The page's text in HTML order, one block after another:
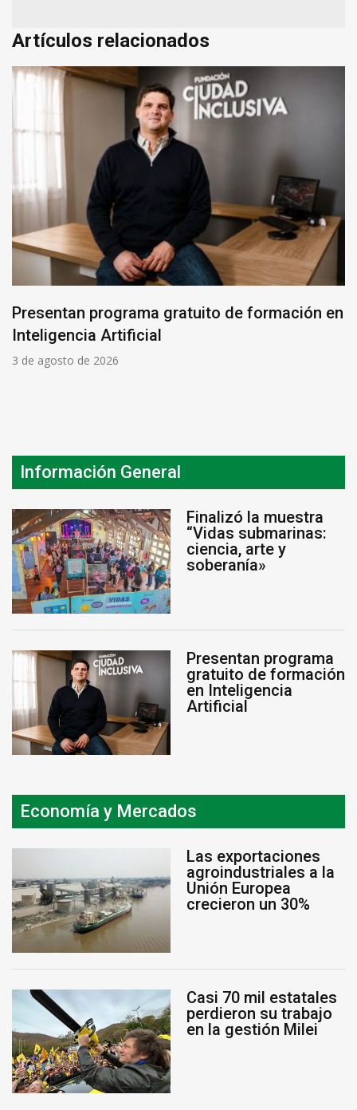
Artículos relacionados
Presentan programa gratuito de formación en
Inteligencia Artificial
3 de agosto de 2026
Información General
Finalizó la muestra
“Vidas submarinas:
ciencia, arte y
soberanía»
Presentan programa
gratuito de formación
en Inteligencia
Artificial
Economía y Mercados
Las exportaciones
agroindustriales a la
Unión Europea
crecieron un 30%
Casi 70 mil estatales
perdieron su trabajo
en la gestión Milei